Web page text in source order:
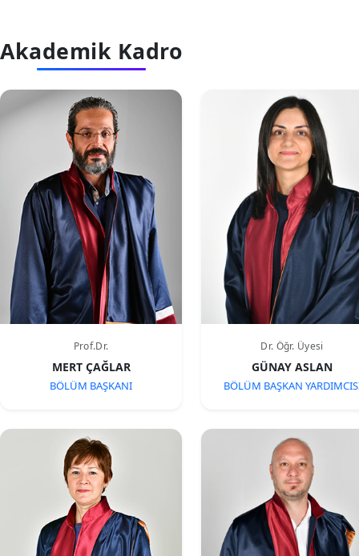
Akademik Kadro
Prof.Dr.
MERT ÇAĞLAR
BÖLÜM BAŞKANI
Dr. Öğr. Üyesi
GÜNAY ASLAN
BÖLÜM BAŞKAN